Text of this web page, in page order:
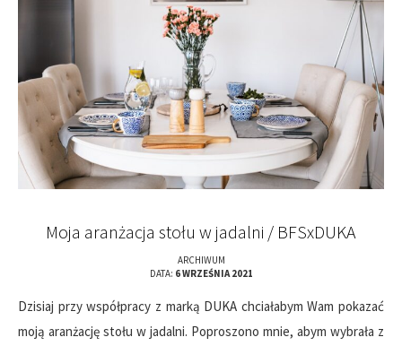
Moja aranżacja stołu w jadalni / BFSxDUKA
ARCHIWUM
DATA: 6 WRZEŚNIA 2021
Dzisiaj przy współpracy z marką DUKA chciałabym Wam pokazać
moją aranżację stołu w jadalni. Poproszono mnie, abym wybrała z